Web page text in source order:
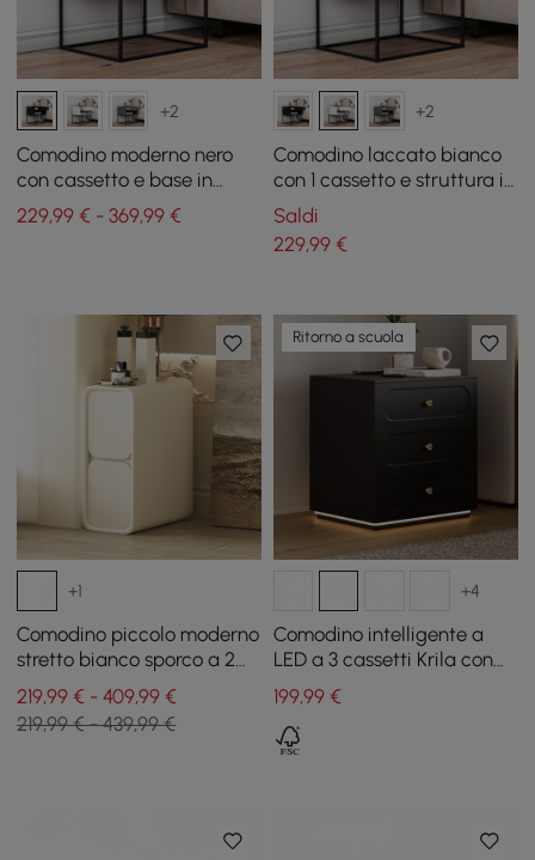
+2
Comodino moderno nero
con cassetto e base in
metallo nero, set di 2
229,99 € - 369,99 €
+2
Comodino laccato bianco
con 1 cassetto e struttura in
acciaio inossidabile
Saldi
229,99€
+1
Comodino piccolo moderno
stretto bianco sporco a 2
cassetti con pelle PU set di
2
219,99 € - 409,99 €
219,99 € - 439,99 €
Ritorno a scuola
+4
Comodino intelligente a
LED a 3 cassetti Krila con
luce
199,99€